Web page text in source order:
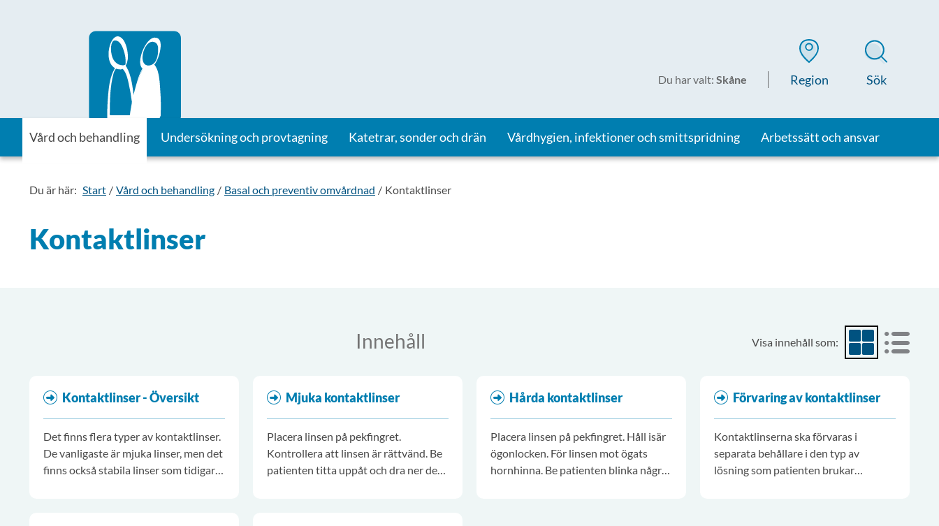
Till startsidan för Vårdhandboken
Du har valt: Skåne Region Sök
Vård och behandling Undersökning och provtagning Katetrar, sonder och drän Vårdhygien, infektioner och smittspridning Arbetssätt och ansvar
Du är här: Start Vård och behandling Basal och preventiv omvårdnad Kontaktlinser
Kontaktlinser
Innehåll Visa innehåll som: Visa som rutnät
Visa
Kontaktlinser - Översikt
Det finns flera typer av kontaktlinser.
De vanligaste är mjuka linser, men det
finns också stabila linser som tidigare
Mjuka kontaktlinser
Placera linsen på pekfingret.
Kontrollera att linsen är rättvänd. Be
patienten titta uppåt och dra ner det
Hårda kontaktlinser
Placera linsen på pekfingret. Håll isär
ögonlocken. För linsen mot ögats
hornhinna. Be patienten blinka några
Förvaring av kontaktlinser
Kontaktlinserna ska förvaras i
separata behållare i den typ av
lösning som patienten brukar